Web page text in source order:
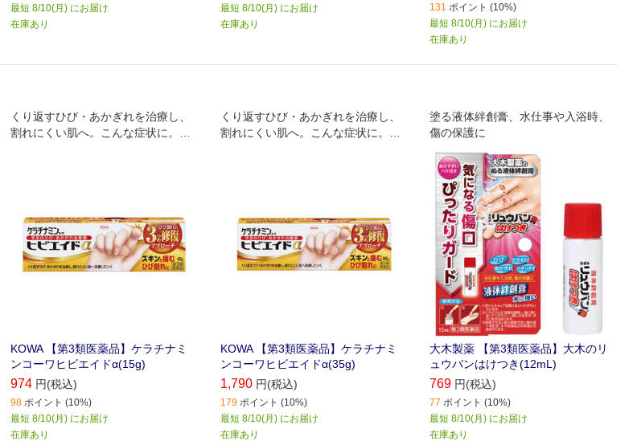
最短 8/10(月) にお届け
在庫あり
最短 8/10(月) にお届け
在庫あり
131 ポイント (10%)
最短 8/10(月) にお届け
在庫あり
くり返すひび・あかぎれを治療し、
割れにくい肌へ。こんな症状に。ひ
KOWA 【第3類医薬品】ケラチナミ
ンコーワヒビエイドα(15g)
974 円(税込)
98 ポイント (10%)
最短 8/10(月) にお届け
在庫あり
くり返すひび・あかぎれを治療し、
割れにくい肌へ。こんな症状に。ひ
KOWA 【第3類医薬品】ケラチナミ
ンコーワヒビエイドα(35g)
1,790 円(税込)
179 ポイント (10%)
最短 8/10(月) にお届け
在庫あり
塗る液体絆創膏、水仕事や入浴時、
傷の保護に
大木製薬 【第3類医薬品】大木のリ
ュウバンはけつき(12mL)
769 円(税込)
77 ポイント (10%)
最短 8/10(月) にお届け
在庫あり